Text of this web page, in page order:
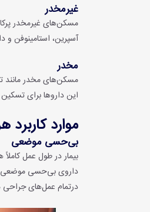
غیرمخدر
مسکن‌های غیرمخدر
آسپرین، استامینوفن و
مخدر
مسکن‌های مخدر مانند
این داروها برای
موارد
بی‌حسی موضعی
بیمار در طول عمل
داروی بی‌حسی موضعی
درتمام عمل‌های